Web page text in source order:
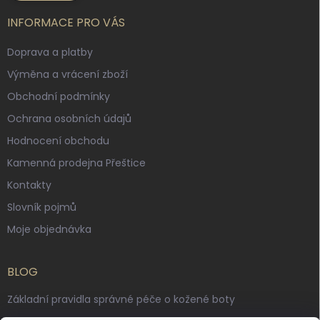
INFORMACE PRO VÁS
Doprava a platby
Výměna a vrácení zboží
Obchodní podmínky
Ochrana osobních údajů
Hodnocení obchodu
Kamenná prodejna Přeštice
Kontakty
Slovník pojmů
Moje objednávka
BLOG
Základní pravidla správné péče o kožené boty